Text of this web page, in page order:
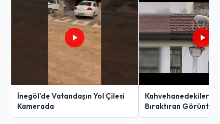
İnegöl'de Vatandaşın Yol Çilesi
Kamerada
Kahvehanedekiler
Bıraktıran Görüntü!